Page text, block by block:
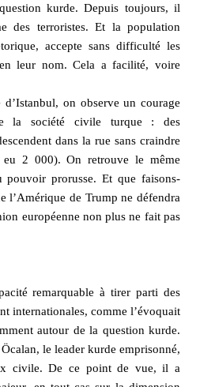
kurde. Depuis toujours, il
des terroristes. Et la population
accepte sans difficulté les
en leur nom. Cela a facilité, voire
on observe un courage
la société civile turque : des
dans la rue sans craindre
2 000). On retrouve le même
pouvoir prorusse. Et que faisons-
l’Amérique de Trump ne défendra
européenne non plus ne fait pas
remarquable à tirer parti des
internationales, comme l’évoquait
autour de la question kurde.
le leader kurde emprisonné,
civile. De ce point de vue, il a